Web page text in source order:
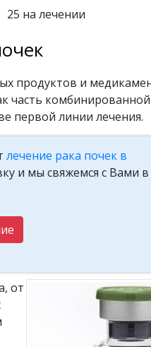
25 на лечении
продуктов и
часть
первой линии лечения.
лечение рака почек в
и мы свяжемся с Вами в
от